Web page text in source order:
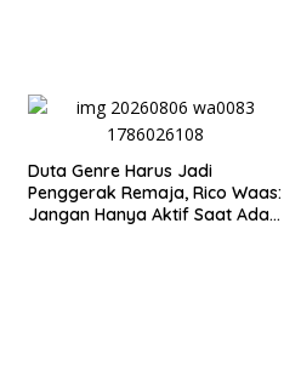
Duta Genre Harus Jadi
Penggerak Remaja, Rico Waas:
Jangan Hanya Aktif Saat Ada